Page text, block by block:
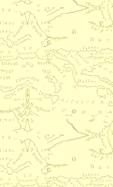
Глава 14
1 «То что осуждаешь... или
брата твоего?» 13
праведность, мир и радость»;
ничего, от чего брат твой
Глава 15
1 «Принимайте друг друга, как
принял вас». 8 Христос
служителем дли обрезанных и для
из язычников. 14 Павел -
Иисуса Христа у язычников». 22
посетить Испанию после доставки
в Иерусалим.
Глава 16
1 Одобрение Фивы, приветствия
верующим в Риме. 17
против производящих
Приветствия от сотрудников
благословение.